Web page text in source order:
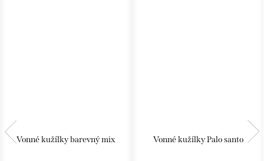
Vonné kužílky barevný mix Vonné kužílky Palo santo